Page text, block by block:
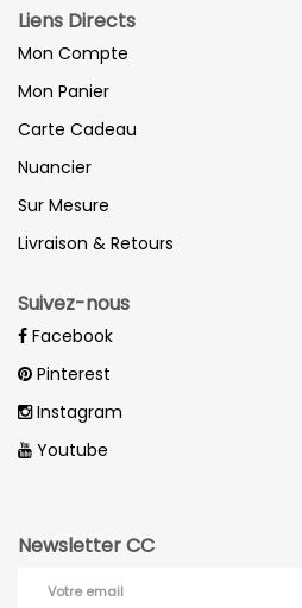
Très grand lit 2 personnes
Housse de couette :
de la couette)
Drap housse :
Drap plat :280x300
Liens Directs
Mon Compte
Mon Panier
Carte Cadeau
Nuancier
Sur Mesure
Livraison & Retours
Suivez-nous
Facebook
Pinterest
Instagram
Youtube
Newsletter CC